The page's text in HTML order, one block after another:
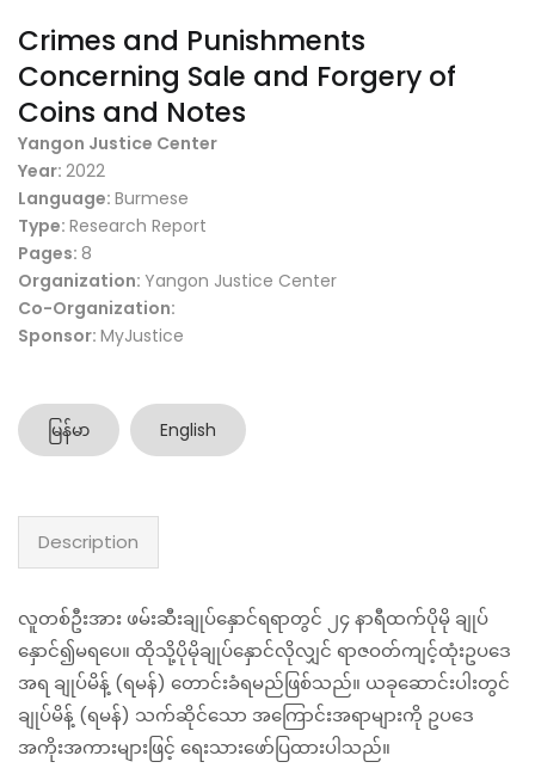
Crimes and Punishments
Concerning Sale and Forgery of
Coins and Notes
Yangon Justice Center
Year: 2022
Language: Burmese
Type: Research Report
Pages: 8
Organization: Yangon Justice Center
Co-Organization:
Sponsor: MyJustice
မြန်မာ English
Description
လူတစ်ဦးအား ဖမ်းဆီးချုပ်နှောင်ရရာတွင် ၂၄ နာရီထက်ပိုမို ချုပ်
နှောင်၍မရပေ။ ထိုသို့ပိုမိုချုပ်နှောင်လိုလျှင် ရာဇဝတ်ကျင့်ထုံးဥပဒေ
အရ ချုပ်မိန့် (ရမန်) တောင်းခံရမည်ဖြစ်သည်။ ယခုဆောင်းပါးတွင်
ချုပ်မိန့် (ရမန်) သက်ဆိုင်သော အကြောင်းအရာများကို ဥပဒေ
အကိုးအကားများဖြင့် ရေးသားဖော်ပြထားပါသည်။